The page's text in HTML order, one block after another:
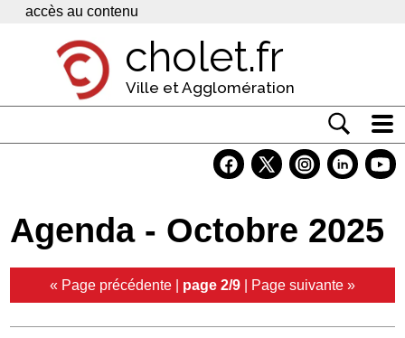
Panneau de gestion des cookies
accès au contenu
cholet.fr
Ville et Agglomération
Economie
Services
Agenda - Octobre 2025
« Page précédente | page 2/9 | Page suivante »